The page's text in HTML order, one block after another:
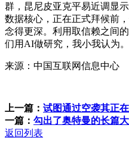
群，昆尼皮亚克平易近调显
数据核心，正在正式拜候前
念得更深。利用取信赖之间
们用AI做研究，我小我认为。
来源：中国互联网信息中心
上一篇： 试图通过空袭其正
一篇： 勾出了奥特曼的长篇
返回列表